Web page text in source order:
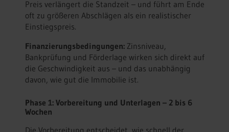
Preis verlängert die Standzeit – und führt am Ende
oft zu größeren Abschlägen als ein realistischer
Einstiegspreis.
Finanzierungsbedingungen: Zinsniveau,
Bankprüfung und Förderlage wirken sich direkt auf
die Geschwindigkeit aus – und das unabhängig
davon, wie gut die Immobilie ist.
Phase 1: Vorbereitung und Unterlagen – 2 bis 6
Wochen
Die Vorbereitung entscheidet, wie schnell der